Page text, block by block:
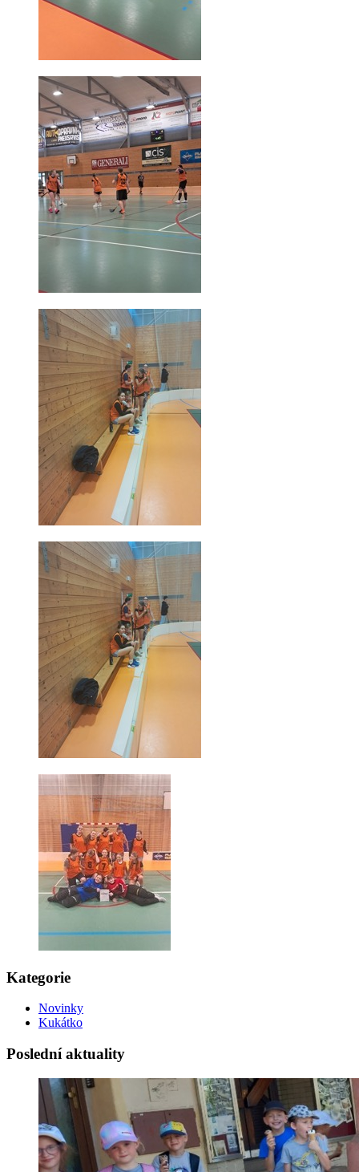
Kategorie
Novinky
Kukátko
Poslední aktuality